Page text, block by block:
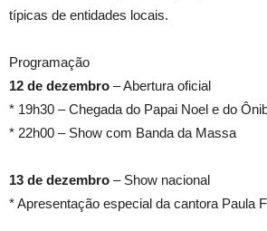
típicas de entidades locais.
Programação
12 de dezembro – Abertura oficial
* 19h30 – Chegada do Papai Noel e do
* 22h00 – Show com Banda da Massa
13 de dezembro – Show nacional
* Apresentação especial da cantora Paula